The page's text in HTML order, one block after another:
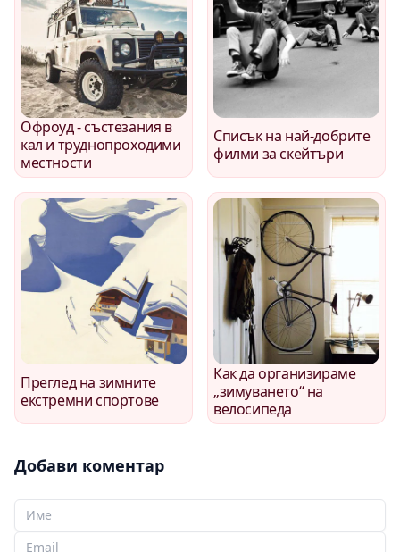
Офроуд - състезания в
кал и труднопроходими
местности
Списък на най-добрите
филми за скейтъри
Преглед на зимните
екстремни спортове
Как да организираме
„зимуването“ на
велосипеда
Добави коментар
Вашето име
Вашият имейл